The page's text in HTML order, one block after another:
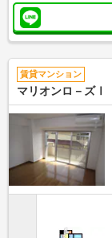
賃貸マンション
マリオンロ－ズⅠ